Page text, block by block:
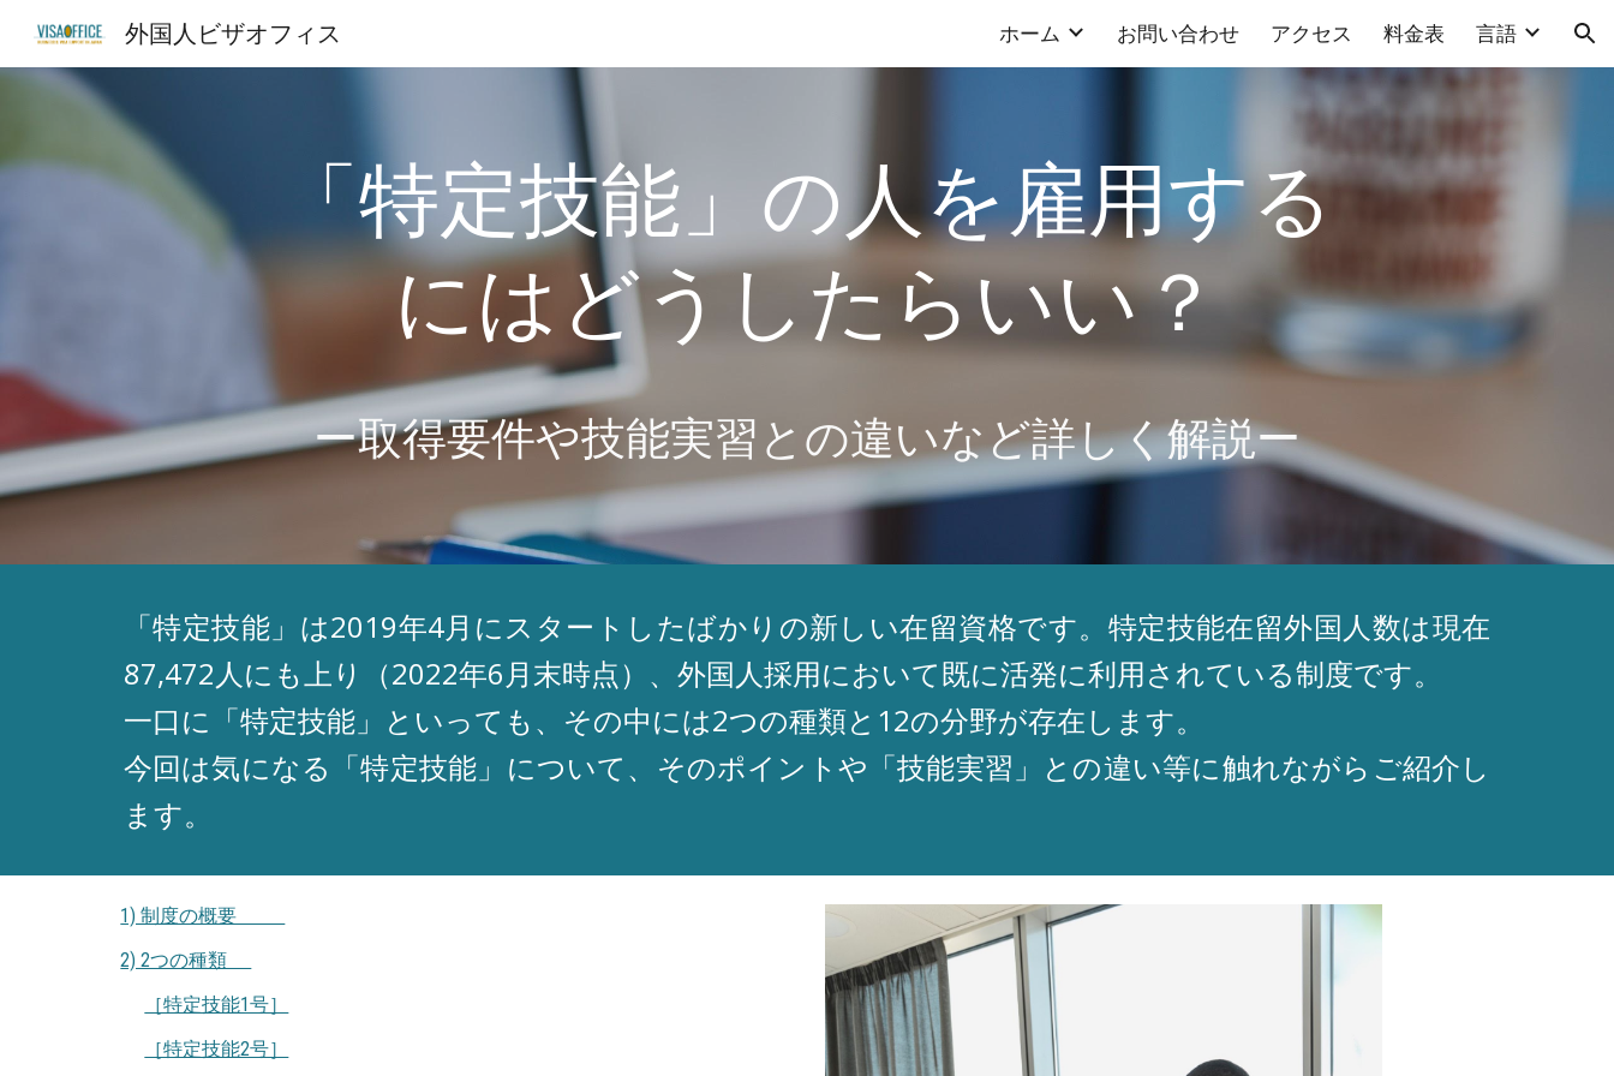
Skip to navigation
外国人ビザオフィス ホーム お問い合わせ アクセス 料金表 言語
「特定技能」の人を雇用する
にはどうしたらいい？
ー取得要件や技能実習との違いなど詳しく解説ー
「特定技能」は2019年4月にスタートしたばかりの新しい在留資格です。特定技能在留外国人数は現在
87,472人にも上り（2022年6月末時点）、外国人採用において既に活発に利用されている制度です。
一口に「特定技能」といっても、その中には2つの種類と12の分野が存在します。
今回は気になる「特定技能」について、そのポイントや「技能実習」との違い等に触れながらご紹介し
ます。
1) 制度の概要
2) 2つの種類
［特定技能1号］
［特定技能2号］